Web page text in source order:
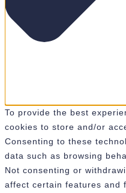
To provide the best
cookies to store and/or
Consenting to these
data such as browsing
Not consenting or
affect certain features and